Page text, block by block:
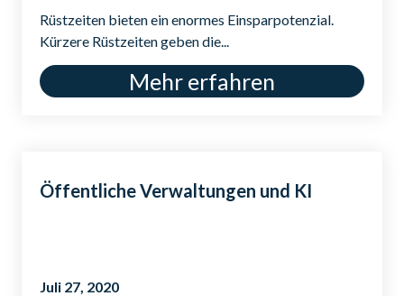
Rüstzeiten bieten ein enormes Einsparpotenzial.
Kürzere Rüstzeiten geben die...
Mehr erfahren
Öffentliche Verwaltungen und KI
Juli 27, 2020